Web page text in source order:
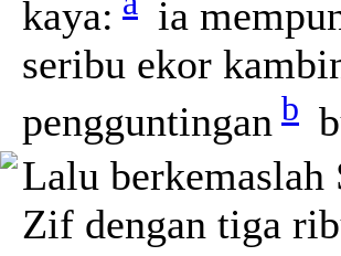
kaya:
ia
seribu ekor
pengguntingan b
Lalu berkemaslah
Zif dengan tiga